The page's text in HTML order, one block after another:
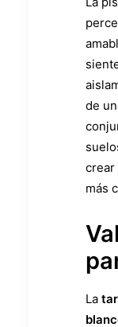
de
crear
más
La